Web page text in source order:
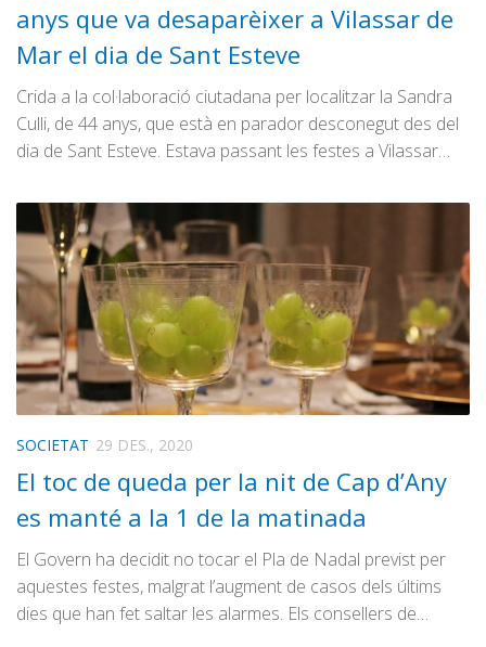
anys que va desaparèixer a Vilassar de
Mar el dia de Sant Esteve
Crida a la col·laboració ciutadana per localitzar la Sandra
Culli, de 44 anys, que està en parador desconegut des del
dia de Sant Esteve. Estava passant les festes a Vilassar…
SOCIETAT 29 DES., 2020
El toc de queda per la nit de Cap d’Any
es manté a la 1 de la matinada
El Govern ha decidit no tocar el Pla de Nadal previst per
aquestes festes, malgrat l’augment de casos dels últims
dies que han fet saltar les alarmes. Els consellers de…